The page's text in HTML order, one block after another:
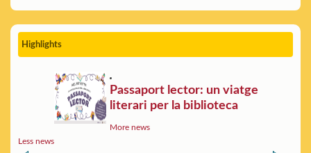
Highlights
Passaport lector: un viatge
literari per la biblioteca
More news
Less news